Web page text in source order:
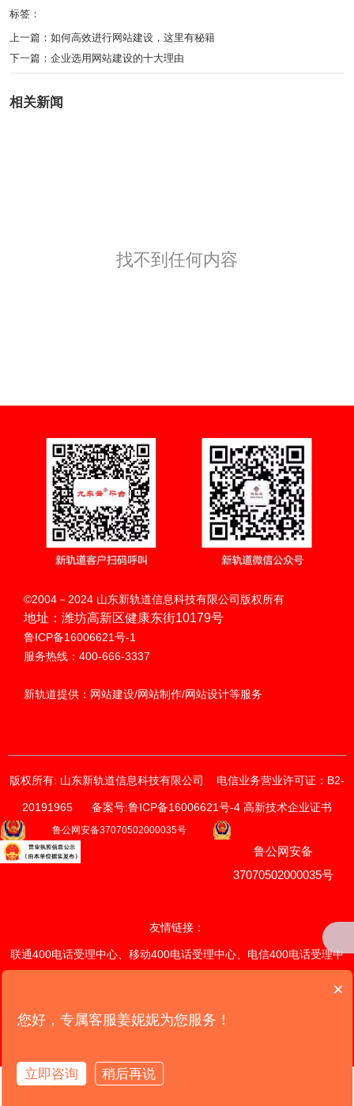
标签：
上一篇： 如何高效进行网站建设，这里有秘籍
下一篇： 企业选用网站建设的十大理由
相关新闻
找不到任何内容
扫码呼叫
©2004－2024 山东新轨道信息科技有限公司版权所有
地址：潍坊高新区健康东街10179号
鲁ICP备16006621号-1
服务热线：400-666-3337
新轨道提供：网站建设/网站制作/网站设计等服务
获取价格与方案
请输入您的联系方式
我们的销售顾问将尽快与您联系。
* 电话
客户案例
版权所有: 山东新轨道信息科技有限公司 电信业务营业许可证：B2-
20191965 备案号:鲁ICP备16006621号-4 高新技术企业证书
鲁公网安备37070502000035号
鲁公网安备
37070502000035号
友情链接：
联通400电话受理中心 移动400电话受理中心 电信400电话受理中
版权所有: 山东新轨道信息科技有限公司 电信业务营业许可证: B2-20191965 备案
号:鲁ICP备16006621号-4 高新技术企业证书
×
您好，专属客服姜妮妮为您服务！
立即咨询
稍后再说
拨打电话